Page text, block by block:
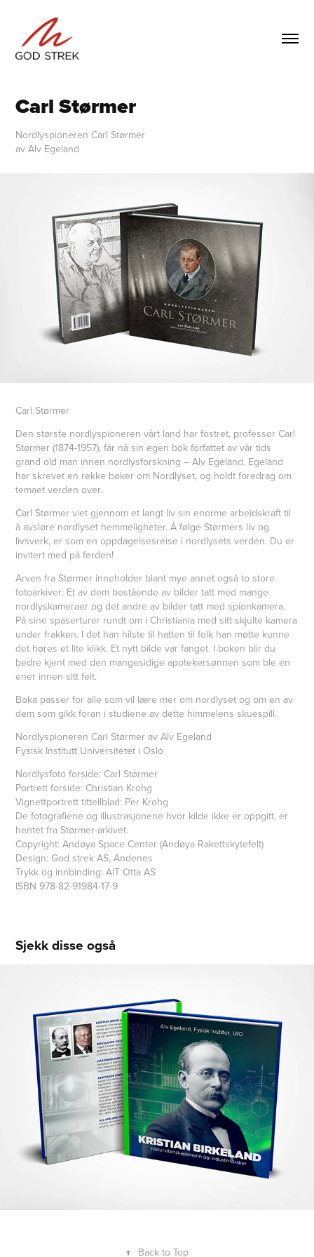
Carl Størmer
Nordlyspioneren Carl Størmer
av Alv Egeland
Carl Størmer
Den største nordlyspioneren vårt land har fostret, professor Carl
Størmer (1874-1957), får nå sin egen bok forfattet av vår tids
grand old man innen nordlysforskning – Alv Egeland. Egeland
har skrevet en rekke bøker om Nordlyset, og holdt foredrag om
temaet verden over.
Carl Størmer viet gjennom et langt liv sin enorme arbeidskraft til
å avsløre nordlyset hemmeligheter. Å følge Størmers liv og
livsverk, er som en oppdagelsesreise i nordlysets verden. Du er
invitert med på ferden!
Arven fra Størmer inneholder blant mye annet også to store
fotoarkiver; Et av dem bestående av bilder tatt med mange
nordlyskameraer og det andre av bilder tatt med spionkamera.
På sine spaserturer rundt om i Christiania med sitt skjulte kamera
under frakken. I det han hilste til hatten til folk han møtte kunne
det høres et lite klikk. Et nytt bilde var fanget. I boken blir du
bedre kjent med den mangesidige apotekersønnen som ble en
ener innen sitt felt.
Boka passer for alle som vil lære mer om nordlyset og om en av
dem som gikk foran i studiene av dette himmelens skuespill.
Nordlyspioneren Carl Størmer av Alv Egeland
Fysisk Institutt Universitetet i Oslo
Nordlysfoto forside: Carl Størmer
Portrett forside: Christian Krohg
Vignettportrett tittellblad: Per Krohg
De fotografiene og illustrasjonene hvor kilde ikke er oppgitt, er
hentet fra Størmer-arkivet.
Copyright: Andøya Space Center (Andøya Rakettskytefelt)
Design: God strek AS, Andenes
Trykk og innbinding: AIT Otta AS
ISBN 978-82-91984-17-9
Sjekk disse også
2017
↑ Back to Top